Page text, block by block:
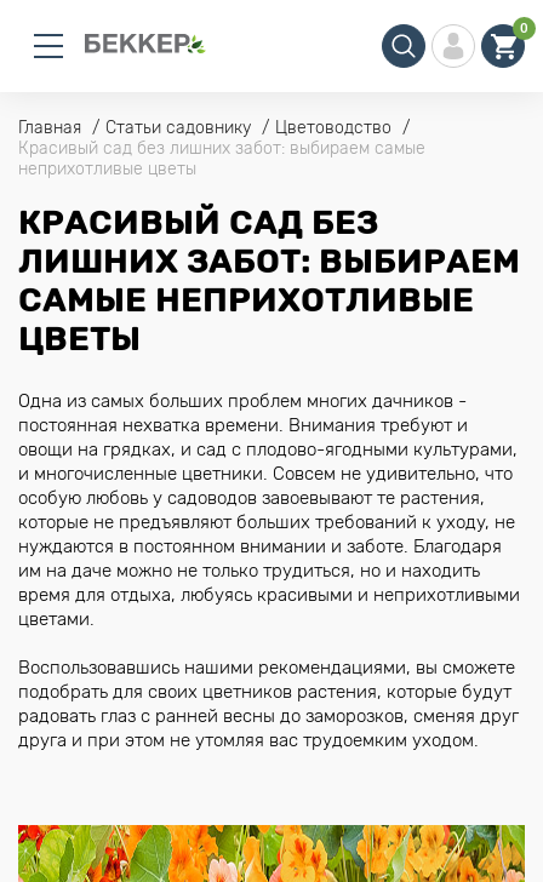
0
Главная Статьи садовнику
Цветоводство
Красивый сад без лишних забот: выбираем самые
неприхотливые цветы
КРАСИВЫЙ САД БЕЗ
ЛИШНИХ ЗАБОТ: ВЫБИРАЕМ
САМЫЕ НЕПРИХОТЛИВЫЕ
ЦВЕТЫ
Одна из самых больших проблем многих дачников -
постоянная нехватка времени. Внимания требуют и
овощи на грядках, и сад с плодово-ягодными культурами,
и многочисленные цветники. Совсем не удивительно, что
особую любовь у садоводов завоевывают те растения,
которые не предъявляют больших требований к уходу, не
нуждаются в постоянном внимании и заботе. Благодаря
им на даче можно не только трудиться, но и находить
время для отдыха, любуясь красивыми и неприхотливыми
цветами.
Воспользовавшись нашими рекомендациями, вы сможете
подобрать для своих цветников растения, которые будут
радовать глаз с ранней весны до заморозков, сменяя друг
друга и при этом не утомляя вас трудоемким уходом.